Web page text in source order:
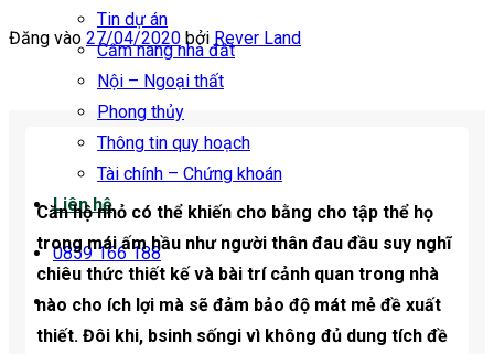
Tin dự án
Cẩm nang nhà đất
Nội – Ngoại thất
Phong thủy
Thông tin quy hoạch
Tài chính – Chứng khoán
Liên hệ
0859 166 188
Đăng vào 27/04/2020 bởi Rever Land
Căn hộ nhỏ có thể khiến cho bằng cho tập thể họ
trong mái ấm hầu như người thân đau đầu suy nghĩ
chiêu thức thiết kế và bài trí cảnh quan trong nhà
nào cho ích lợi mà sẽ đảm bảo độ mát mẻ đề xuất
thiết. Đôi khi, bsinh sốngi vì không đủ dung tích đề